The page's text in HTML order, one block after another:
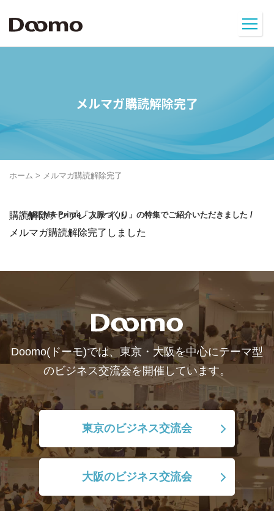
メルマガ購読解除完了
ホーム > メルマガ購読解除完了
購読解除テンプレファイル
メルマガ購読解除完了しました
\ ABEMA Prime「人脈づくり」の特集でご紹介いただきました /
Doomo(ドーモ)では、東京・大阪を中心にテーマ型
のビジネス交流会を開催しています。
東京のビジネス交流会
大阪のビジネス交流会